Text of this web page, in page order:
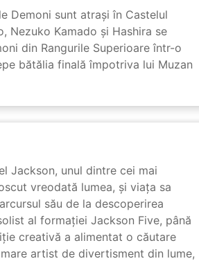
Demoni sunt atrași în Castelul
Nezuko Kamado și Hashira se
din Rangurile Superioare într-o
bătălia finală împotriva lui Muzan
Jackson, unul dintre cei mai
vreodată lumea, și viața sa
său de la descoperirea
al formației Jackson Five, până
creativă a alimentat o căutare
artist de divertisment din lume,